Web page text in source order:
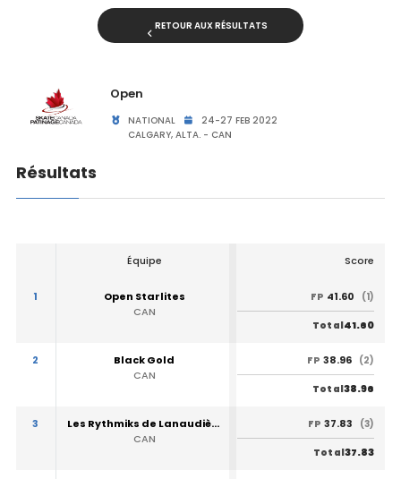
RETOUR AUX RÉSULTATS
Open
NATIONAL
24-27 FEB 2022
CALGARY, ALTA. - CAN
Résultats
Équipe Score
1
Open Starlites
CAN
FP 41.60 (1)
Total41.60
2
Black Gold
CAN
FP 38.96 (2)
Total38.96
3
Les Rythmiks de Lanaudière
CAN
FP 37.83 (3)
Total37.83